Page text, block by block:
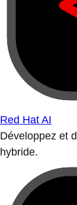
Red Hat AI
Développez et
hybride.